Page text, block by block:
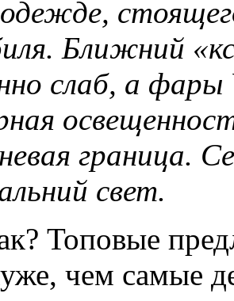
Ближний
слаб, а фары
граница.
свет.
Топовые
чем самые